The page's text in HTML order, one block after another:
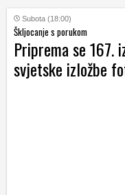
Subota (18:00)
Škljocanje s porukom
Priprema se 167.
svjetske izložbe